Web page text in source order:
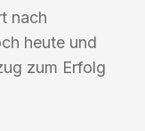
nach
heute und
zum Erfolg